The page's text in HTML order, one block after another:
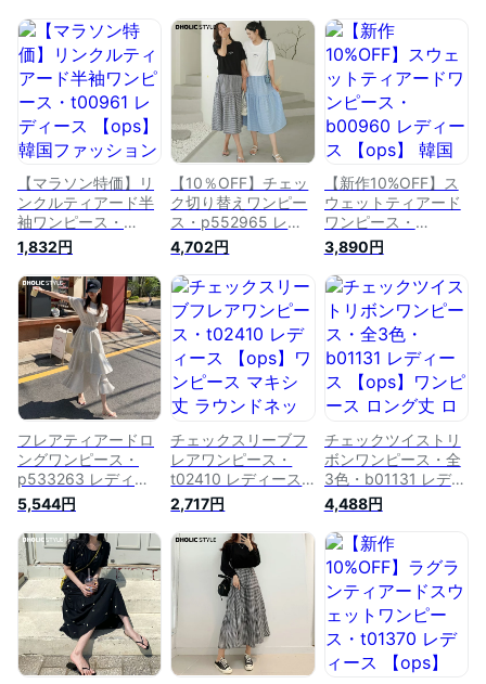
【マラソン特価】リ
ンクルティアード半
袖ワンピース・
t00961 レディース
【ops】 韓国ファッ
ション ワンピース
マキシ丈 ラウンドネ
ック 半袖 ティアー
ド リンクル テクス
チャー フレア Aライ
ン 体型カバー 無地
ラブリー デイリー
春 夏 カジュアル セ
ール
1,832円
【10％OFF】チェッ
ク切り替えワンピー
ス・p552965 レデ
ィース 【ops】 韓国
ファッション ワンピ
ース ロング丈 ラウ
ンドネック 半袖 切
り替えライン チェッ
ク柄 ギャザー レタ
リング フレア Aライ
ン ツーピース風 ガ
ーリー 春 夏 カジュ
アル STYLE FTS セ
ール
4,702円
【新作10%OFF】ス
ウェットティアード
ワンピース・
b00960 レディース
【ops】 韓国ファッ
ション ワンピース
ロング丈 マキシ丈
ラウンドネック 半袖
キャップスリーブ ス
ウェットワンピース
ティアード Aライン
無地 ガーリー デイ
リー 春 夏 カジュア
ル セール
3,890円
フレアティアードロ
ングワンピース・
p533263 レディー
ス 【ops】 韓国ファ
ッション ワンピース
半袖 ラウンドネック
ティアード ロング丈
フレア お出かけ 着
回し 無地 カジュア
ル ガーリー スウェ
ット 無地 春 夏 秋 冬
カジュアル STYLE
5,544円
チェックスリーブフ
レアワンピース・
t02410 レディース
【ops】ワンピース
マキシ丈 ラウンドネ
ック 長袖 チェック
スリーブ 配色 フレ
ア Aライン 体型カバ
ー 無地 ガーリー キ
ュート 秋 冬 韓国フ
ァッション
2,717円
チェックツイストリ
ボンワンピース・全
3色・b01131 レディ
ース 【ops】ワンピ
ース ロング丈 ロン
グワンピース 半袖
チェック柄 ギンガム
チェック ツイスト
かわいい 可愛い ガ
ーリー ラウンドネッ
ク スリット 緑 夏 韓
国ファッション
4,488円